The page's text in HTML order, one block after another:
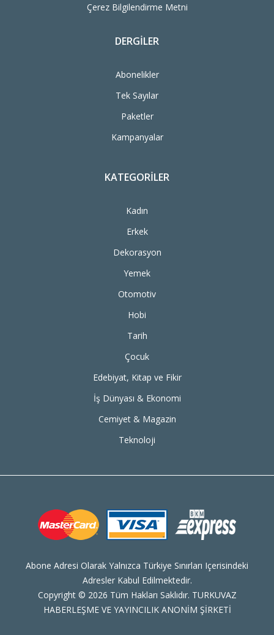
Çerez Bilgilendirme Metni
DERGILER
Abonelikler
Tek Sayılar
Paketler
Kampanyalar
KATEGORILER
Kadın
Erkek
Dekorasyon
Yemek
Otomotiv
Hobi
Tarih
Çocuk
Edebiyat, Kitap ve Fikir
İş Dünyası & Ekonomi
Cemiyet & Magazin
Teknoloji
Abone Adresi Olarak Yalnızca Türkiye Sınırları Içerisindeki
Adresler Kabul Edilmektedir.
Copyright © 2026 Tüm Hakları Saklıdır. TURKUVAZ
HABERLEŞME VE YAYINCILIK ANONİM ŞİRKETİ